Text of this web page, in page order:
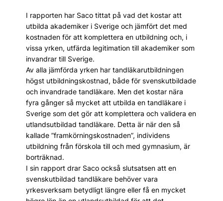
I rapporten har Saco tittat på vad det kostar att
utbilda akademiker i Sverige och jämfört det med
kostnaden för att komplettera en utbildning och, i
vissa yrken, utfärda legitimation till akademiker som
invandrar till Sverige.
Av alla jämförda yrken har tandläkarutbildningen
högst utbildningskostnad, både för svenskutbildade
och invandrade tandläkare. Men det kostar nära
fyra gånger så mycket att utbilda en tandläkare i
Sverige som det gör att komplettera och validera en
utlandsutbildad tandläkare. Detta är när den så
kallade ”framkörningskostnaden”, individens
utbildning från förskola till och med gymnasium, är
borträknad.
I sin rapport drar Saco också slutsatsen att en
svenskutbildad tandläkare behöver vara
yrkesverksam betydligt längre eller få en mycket